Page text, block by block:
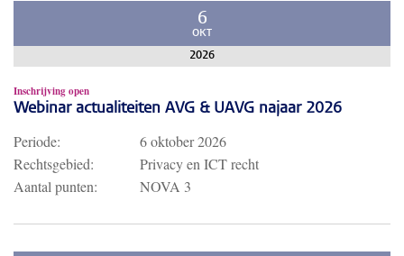
6
OKT
2026
Inschrijving open
Webinar actualiteiten AVG & UAVG najaar 2026
Periode:
6 oktober 2026
Rechtsgebied:
Privacy en ICT recht
Aantal punten:
NOVA 3